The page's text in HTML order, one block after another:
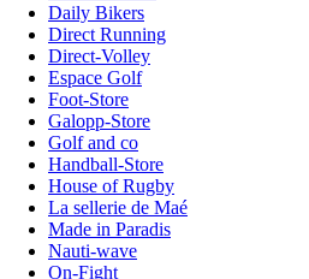
Daily Bikers
Direct Running
Direct-Volley
Espace Golf
Foot-Store
Galopp-Store
Golf and co
Handball-Store
House of Rugby
La sellerie de Maé
Made in Paradis
Nauti-wave
On-Fight